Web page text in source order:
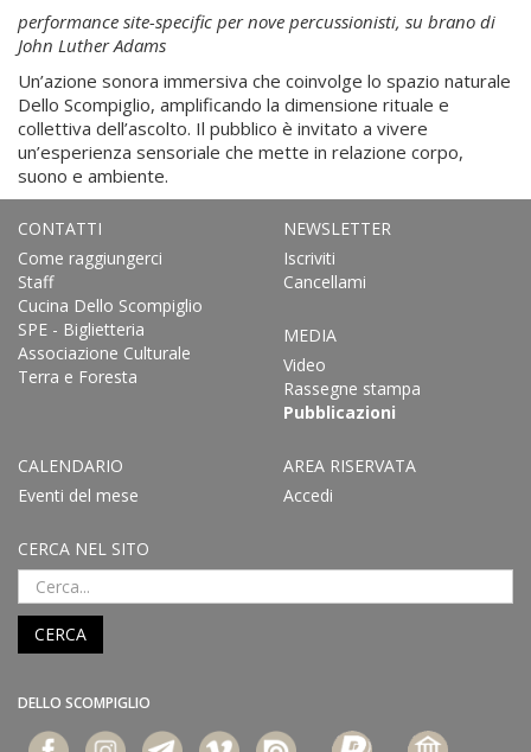
performance site-specific per nove percussionisti, su brano di
John Luther Adams
Un’azione sonora immersiva che coinvolge lo spazio naturale
Dello Scompiglio, amplificando la dimensione rituale e
collettiva dell’ascolto. Il pubblico è invitato a vivere
un’esperienza sensoriale che mette in relazione corpo,
suono e ambiente.
CONTATTI
Come raggiungerci
Staff
Cucina Dello Scompiglio
SPE - Biglietteria
Associazione Culturale
Terra e Foresta
NEWSLETTER
Iscriviti
Cancellami
MEDIA
Video
Rassegne stampa
Pubblicazioni
CALENDARIO
Eventi del mese
AREA RISERVATA
Accedi
CERCA NEL SITO
CERCA
DELLO SCOMPIGLIO